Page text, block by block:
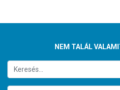
NEM TALÁL